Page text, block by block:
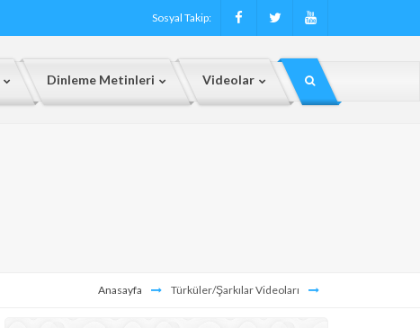
Sosyal Takip:
Dinleme Metinleri Videolar
Anasayfa Türküler/Şarkılar Videoları